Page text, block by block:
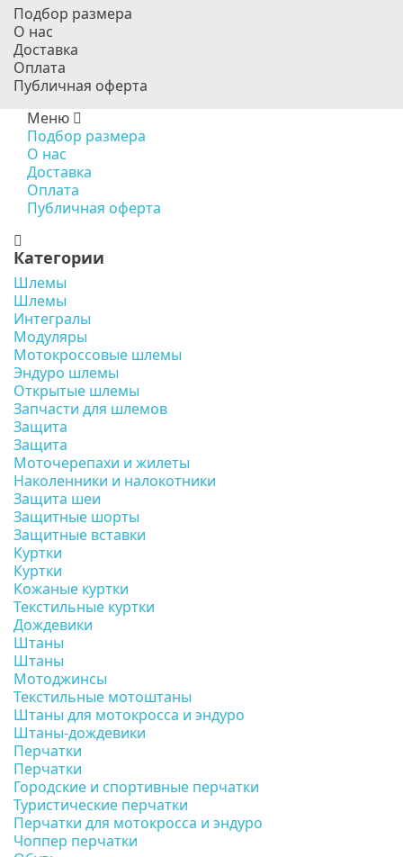
Подбор размера
О нас
Доставка
Оплата
Публичная оферта
Меню
Подбор размера
О нас
Доставка
Оплата
Публичная оферта
Категории
Шлемы
Шлемы
Интегралы
Модуляры
Мотокроссовые шлемы
Эндуро шлемы
Открытые шлемы
Запчасти для шлемов
Защита
Защита
Моточерепахи и жилеты
Наколенники и налокотники
Защита шеи
Защитные шорты
Защитные вставки
Куртки
Куртки
Кожаные куртки
Текстильные куртки
Дождевики
Штаны
Штаны
Мотоджинсы
Текстильные мотоштаны
Штаны для мотокросса и эндуро
Штаны-дождевики
Перчатки
Перчатки
Городские и спортивные перчатки
Туристические перчатки
Перчатки для мотокросса и эндуро
Чоппер перчатки